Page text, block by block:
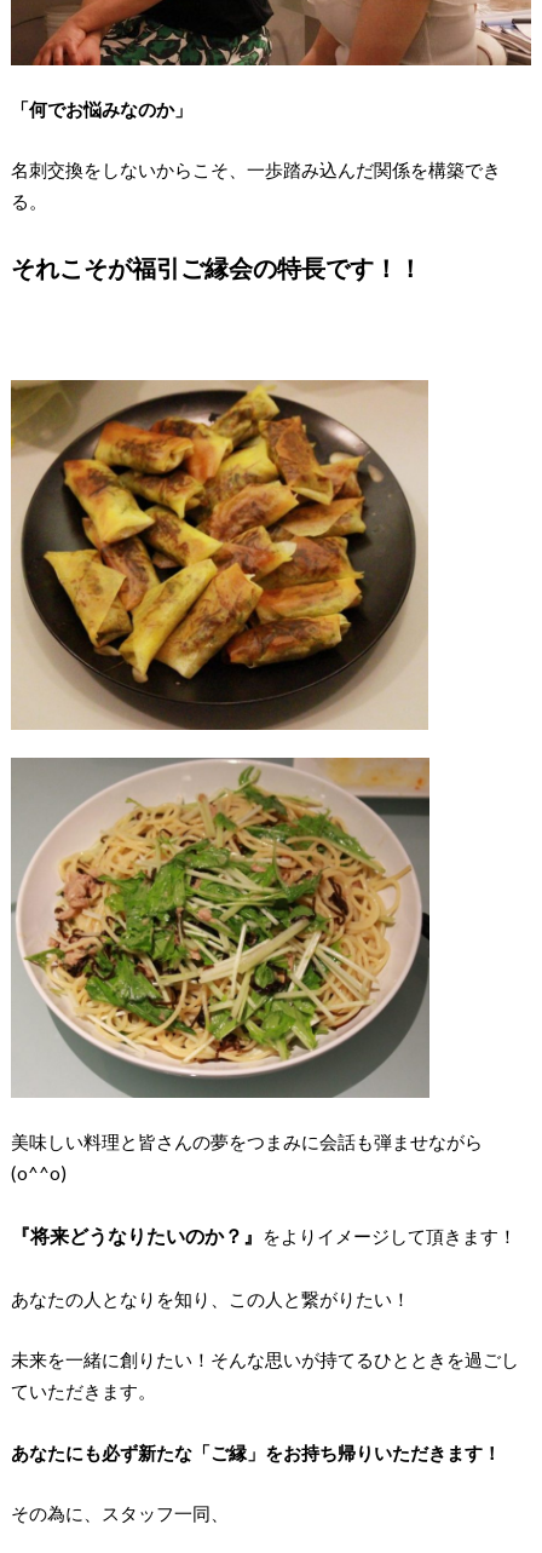
「何でお悩みなのか」
名刺交換をしないからこそ、一歩踏み込んだ関係を構築でき
る。
それこそが福引ご縁会の特長です！！
美味しい料理と皆さんの夢をつまみに会話も弾ませながら
(o^^o)
『将来どうなりたいのか？』 をよりイメージして頂きます！
あなたの人となりを知り、この人と繋がりたい！
未来を一緒に創りたい！そんな思いが持てるひとときを過ごし
ていただきます。
あなたにも必ず新たな「ご縁」をお持ち帰りいただきます！
その為に、スタッフ一同、